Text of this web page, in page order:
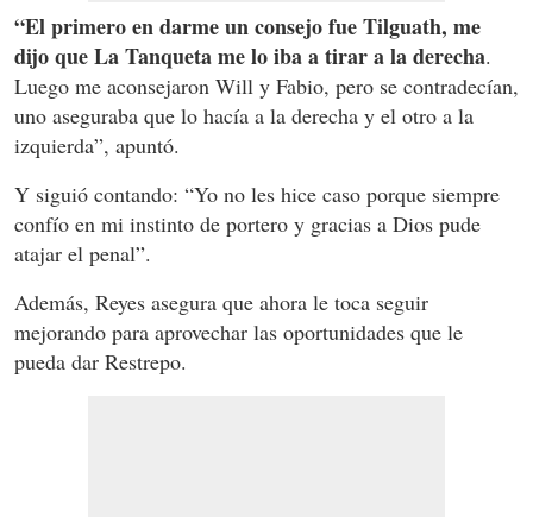
“El primero en darme un consejo fue Tilguath, me
dijo que La Tanqueta me lo iba a tirar a la derecha.
Luego me aconsejaron Will y Fabio, pero se contradecían,
uno aseguraba que lo hacía a la derecha y el otro a la
izquierda”, apuntó.
Y siguió contando: “Yo no les hice caso porque siempre
confío en mi instinto de portero y gracias a Dios pude
atajar el penal”.
Además, Reyes asegura que ahora le toca seguir
mejorando para aprovechar las oportunidades que le
pueda dar Restrepo.